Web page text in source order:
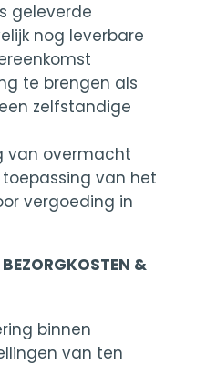
geleverde
nog leverbare
te brengen als
zelfstandige
van overmacht
van het
vergoeding in
&
binnen
van ten